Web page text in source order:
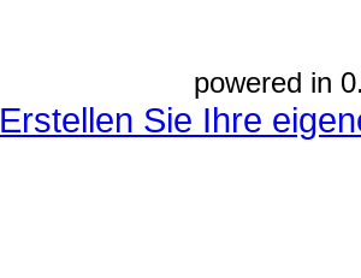
powered in
Erstellen Sie Ihre